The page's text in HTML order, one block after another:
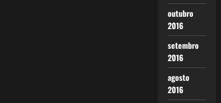
outubro
2016
setembro
2016
agosto
2016